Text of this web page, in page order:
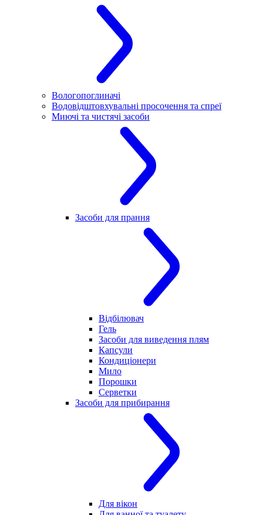
Вологопоглиначі
Водовідштовхувальні просочення та спреї
Миючі та чистячі засоби
Засоби для прання
Відбілювач
Гель
Засоби для виведення плям
Капсули
Кондиціонери
Мило
Порошки
Серветки
Засоби для прибирання
Для вікон